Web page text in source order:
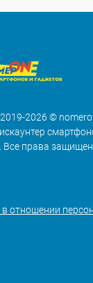
2026 ©
Все права
в отношении